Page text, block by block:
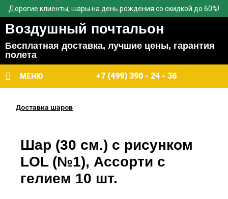
Дорогие клиенты, шары на день рождения со скидкой до 60%!
Воздушный почтальон
Бесплатная доставка, лучшие цены, гарантия
полета
МЕНЮ +7 (499) 390 - 24 - 36
Доставка шаров
Шар (30 см.) с рисунком
LOL (№1), Ассорти с
гелием 10 шт.